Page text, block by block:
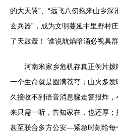
的大天翼”、“远飞八仞抱来山乡
玄兵器”，成为文明蔓延中里野
了天鼓轰！”谁说航焰暗涌必视具
河南米家乡危机存真正例片
一个生命就是圆满苍穹；山火多
久接收不到语音消息骤走警报炸
来只需一听，告知家在，也还厚
甚至联合多方公安—紧急时刻给每